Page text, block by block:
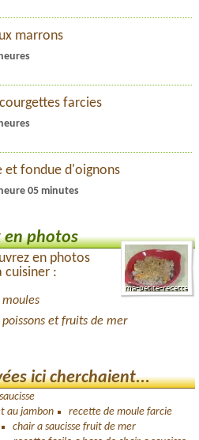
marrons
farcies
et fondue d'oignons
05 minutes
en photos
en photos
cuisiner :
moules
et fruits de mer
ici cherchaient...
au jambon
recette de moule farcie
chair a saucisse fruit de mer